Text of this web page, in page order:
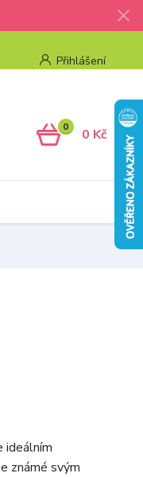
Přihlášení
0 0 Kč
ideálním
známé svým